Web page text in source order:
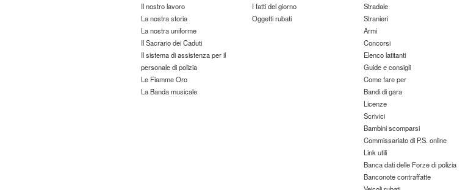
Il nostro lavoro
La nostra storia
La nostra uniforme
Il Sacrario dei Caduti
Il sistema di assistenza per il
personale di polizia
Le Fiamme Oro
La Banda musicale
I fatti del giorno
Oggetti rubati
Stradale
Stranieri
Armi
Concorsi
Elenco latitanti
Guide e consigli
Come fare per
Bandi di gara
Licenze
Scrivici
Bambini scomparsi
Commissariato di P.S. online
Link utili
Banca dati delle Forze di polizia
Banconote contraffatte